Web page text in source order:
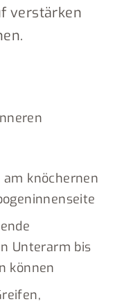
verstärken
knöchernen
Unterarm bis
können